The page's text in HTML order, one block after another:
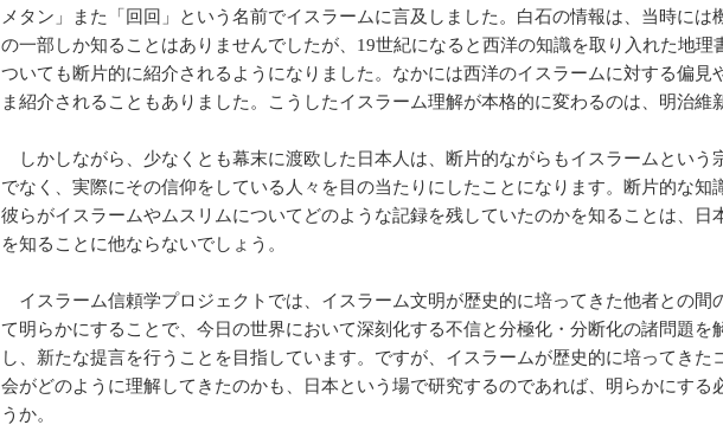
メタン」また「回回」という名前でイスラームに言及しました。白石の情報は、当時には
の一部しか知ることはありませんでしたが、19世紀になると西洋の知識を取り入れた地理
ついても断片的に紹介されるようになりました。なかには西洋のイスラームに対する偏見
ま紹介されることもありました。こうしたイスラーム理解が本格的に変わるのは、明治維
しかしながら、少なくとも幕末に渡欧した日本人は、断片的ながらもイスラームという
でなく、実際にその信仰をしている人々を目の当たりにしたことになります。断片的な知
彼らがイスラームやムスリムについてどのような記録を残していたのかを知ることは、日
を知ることに他ならないでしょう。
イスラーム信頼学プロジェクトでは、イスラーム文明が歴史的に培ってきた他者との間
て明らかにすることで、今日の世界において深刻化する不信と分極化・分断化の諸問題を
し、新たな提言を行うことを目指しています。ですが、イスラームが歴史的に培ってきた
会がどのように理解してきたのかも、日本という場で研究するのであれば、明らかにする
うか。